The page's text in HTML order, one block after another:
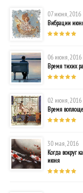
07 июня, 2016
Вибрации
06 июня, 2016
Время тихих
02 июня, 2016
Время
30 мая, 2016
Когда вокруг
июня